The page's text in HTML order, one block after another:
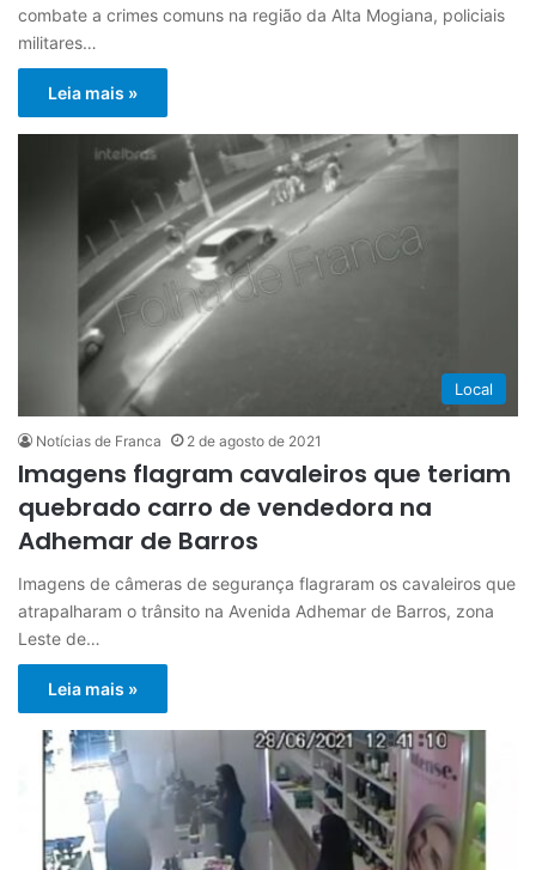
combate a crimes comuns na região da Alta Mogiana, policiais
militares…
Leia mais »
Local
Notícias de Franca 2 de agosto de 2021
Imagens flagram cavaleiros que teriam
quebrado carro de vendedora na
Adhemar de Barros
Imagens de câmeras de segurança flagraram os cavaleiros que
atrapalharam o trânsito na Avenida Adhemar de Barros, zona
Leste de…
Leia mais »